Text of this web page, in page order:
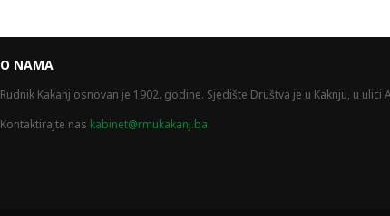
O NAMA
Rudnik Kakanj osnovan je 1902. godine. Sjedište Društva je u Kaknju, u ulici
Kontaktirajte nas kabinet@rmukakanj.ba